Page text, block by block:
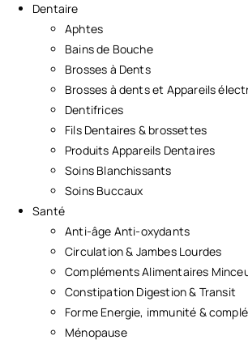
Dentaire
Aphtes
Bains de Bouche
Brosses à Dents
Brosses à dents et Appareils
Dentifrices
Fils Dentaires & brossettes
Produits Appareils Dentaires
Soins Blanchissants
Soins Buccaux
Santé
Anti-âge Anti-oxydants
Circulation & Jambes Lourdes
Compléments Alimentaires
Constipation Digestion & Transit
Forme Energie, immunité &
Ménopause